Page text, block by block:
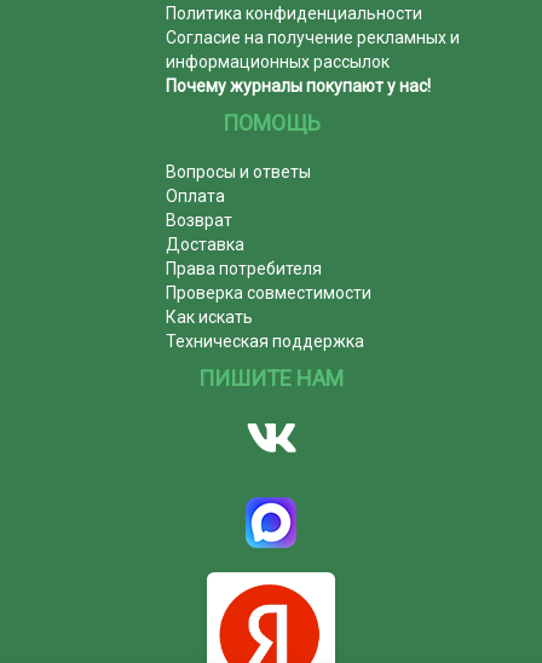
Политика конфиденциальности
Согласие на получение рекламных и
информационных рассылок
Почему журналы покупают у нас!
ПОМОЩЬ
Вопросы и ответы
Оплата
Возврат
Доставка
Права потребителя
Проверка совместимости
Как искать
Техническая поддержка
ПИШИТЕ НАМ